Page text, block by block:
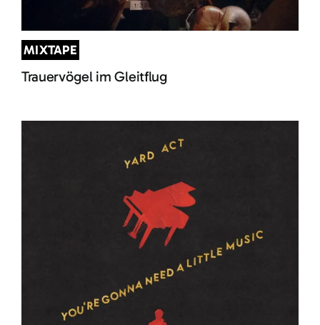
MIXTAPE
Trauervögel im Gleitflug